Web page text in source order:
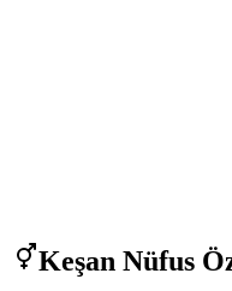
Keşan Nüfus